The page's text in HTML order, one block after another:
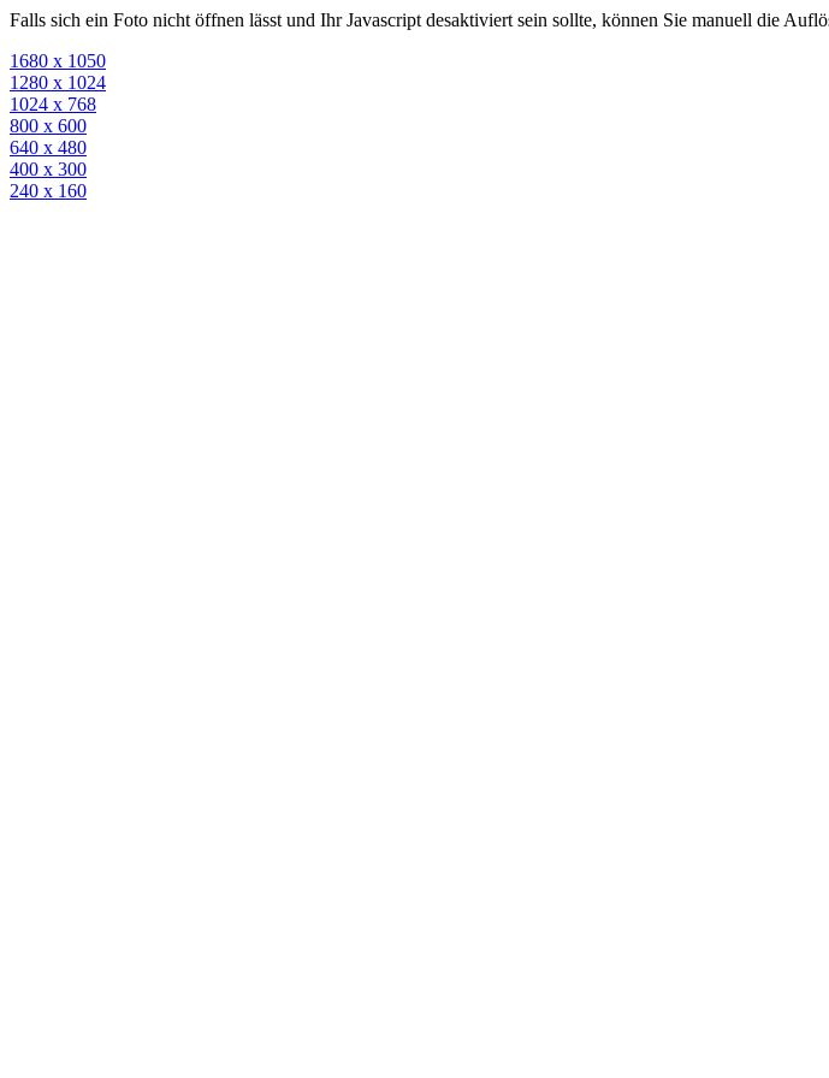
Falls sich ein Foto nicht öffnen lässt und Ihr Javascript desaktiviert sein sollte, können Sie manuell die
1680 x 1050
1280 x 1024
1024 x 768
800 x 600
640 x 480
400 x 300
240 x 160